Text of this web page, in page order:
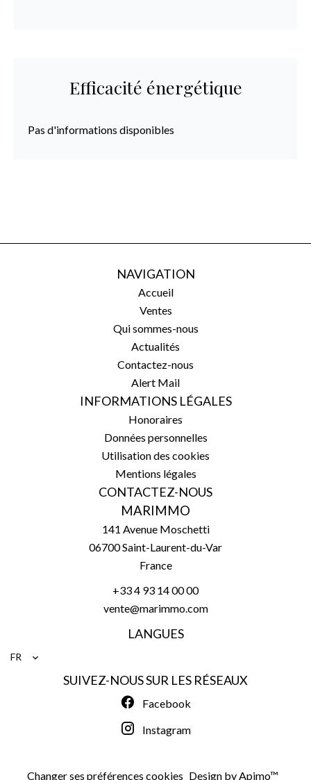
Efficacité énergétique
Pas d'informations disponibles
NAVIGATION
Accueil
Ventes
Qui sommes-nous
Actualités
Contactez-nous
Alert Mail
INFORMATIONS LÉGALES
Honoraires
Données personnelles
Utilisation des cookies
Mentions légales
CONTACTEZ-NOUS
MARIMMO
141 Avenue Moschetti
06700Saint-Laurent-du-Var
France
+33 4 93 14 00 00
vente@marimmo.com
LANGUES
FR
SUIVEZ-NOUS SUR LES RÉSEAUX
Facebook
Instagram
Changer ses préférences cookies Design byApimo™